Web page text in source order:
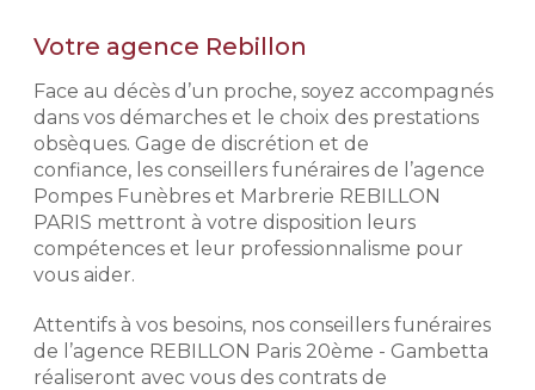
2 novembre 2026 pour l’achat d’un
semelle, hors gravure, dans la limite
des stocks disponibles de
monuments et de la disponibilité des
granits. Remise d’un montant
maximum de 4 000 € TTC. Voir
conditions de l’offre en agence et
dans les mentions légales.
Demander un devis
marbrerie
Notre histoire repose sur
l'expérience de nos conseillers
funéraires. Exigeants, discrets et
respectueux, ils mettent leur
professionnalisme à votre service
afin de déterminer avec vous votre
budget et vos volontés afin de mieux
aborder votre démarche de
Préparer l'organisation des
obsèques
Votre agence Rebillon
Face au décès d’un proche, soyez accompagnés
dans vos démarches et le choix des prestations
obsèques. Gage de discrétion et de
confiance, les conseillers funéraires de l’agence
Pompes Funèbres et Marbrerie REBILLON
PARIS mettront à votre disposition leurs
compétences et leur professionnalisme pour
vous aider.
Attentifs à vos besoins, nos conseillers funéraires
de l’agence REBILLON Paris 20ème - Gambetta
réaliseront avec vous des contrats de